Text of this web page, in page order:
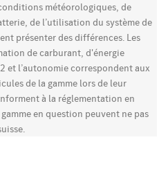
météorologiques, de
de l’utilisation du système de
présenter des différences. Les
de carburant, d'énergie
et l’autonomie correspondent aux
de la gamme lors de leur
à la réglementation en
en question peuvent ne pas